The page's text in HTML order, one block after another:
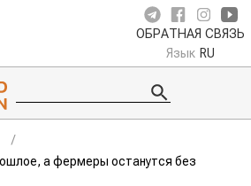
ОБРАТНАЯ СВЯЗЬ
Язык RU
а фермеры останутся без